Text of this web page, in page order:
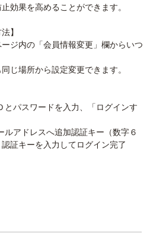
効果を高めることができます。
】
ジ内の「会員情報変更」欄からいつ
じ場所から設定変更できます。
パスワードを入力、「ログインす
アドレスへ追加認証キー（数字６
証キーを入力してログイン完了